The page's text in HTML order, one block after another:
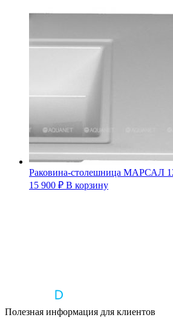
Раковина-столешница МАРСАЛ
15 900 ₽ В корзину
Полезная информация для клиентов